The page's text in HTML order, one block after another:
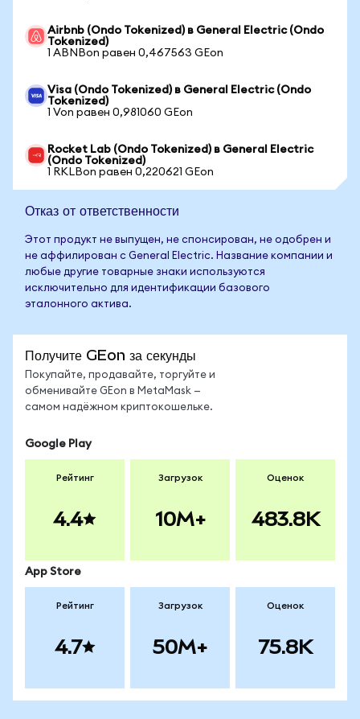
Airbnb (Ondo Tokenized) в General Electric (Ondo
Tokenized)
1 ABNBon равен 0,467563 GEon
Visa (Ondo Tokenized) в General Electric (Ondo
Tokenized)
1 Von равен 0,981060 GEon
Rocket Lab (Ondo Tokenized) в General Electric
(Ondo Tokenized)
1 RKLBon равен 0,220621 GEon
Отказ от ответственности
Этот продукт не выпущен, не спонсирован, не одобрен и
не аффилирован с General Electric. Название компании и
любые другие товарные знаки используются
исключительно для идентификации базового
эталонного актива.
Получите GEon за секунды
Покупайте, продавайте, торгуйте и
обменивайте GEon в MetaMask —
самом надёжном криптокошельке.
Google Play
Рейтинг
4.4
Загрузок
10M+
Оценок
483.8K
App Store
Рейтинг
4.7
Загрузок
50M+
Оценок
75.8K